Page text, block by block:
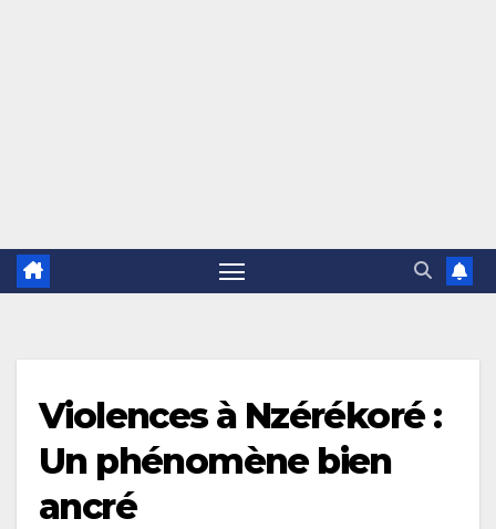
Violences à Nzérékoré :
Un phénomène bien
ancré